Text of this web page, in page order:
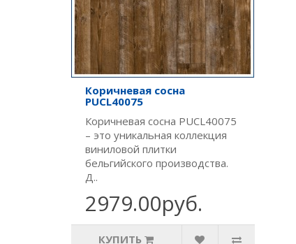
Коричневая сосна
PUCL40075
Коричневая сосна PUCL40075
– это уникальная коллекция
виниловой плитки
бельгийского производства.
Д..
2979.00руб.
КУПИТЬ